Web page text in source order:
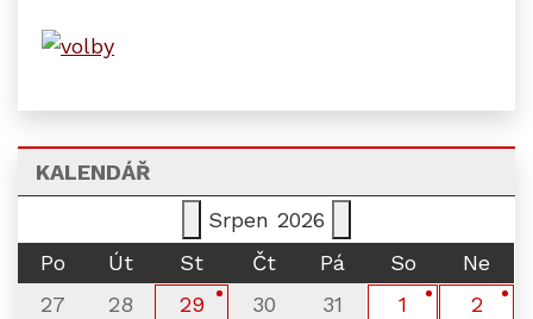
KALENDÁŘ
Srpen 2026
Po
Út St Čt Pá So
Ne
27
28 29 30 31 1
2